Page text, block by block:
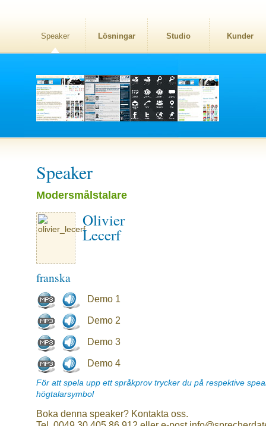
Speaker Lösningar Studio Kunder
Speaker
Modersmålstalare
Olivier
Lecerf
franska
Demo 1
Demo 2
Demo 3
Demo 4
För att spela upp ett språkprov trycker du på respektive
högtalarsymbol
Boka denna speaker? Kontakta oss.